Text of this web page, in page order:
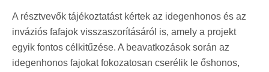
A résztvevők tájékoztatást kértek az idegenhonos és az
inváziós fafajok visszaszorításáról is, amely a projekt
egyik fontos célkitűzése. A beavatkozások során az
idegenhonos fajokat fokozatosan cserélik le őshonos,